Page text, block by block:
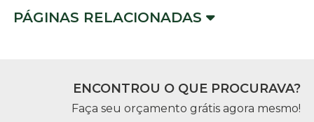
PÁGINAS RELACIONADAS
ENCONTROU O QUE PROCURAVA?
Faça seu orçamento grátis agora mesmo!